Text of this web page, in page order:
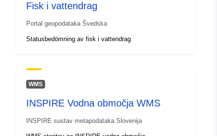
Fisk i vattendrag
Portal geopodataka Švedska
Statusbedömning av fisk i vattendrag
WMS
INSPIRE Vodna območja WMS
INSPIRE sustav metapodataka Slovenija